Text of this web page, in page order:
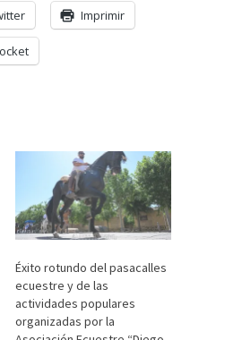
Imprimir
Éxito rotundo del pasacalles
ecuestre y de las
actividades populares
organizadas por la